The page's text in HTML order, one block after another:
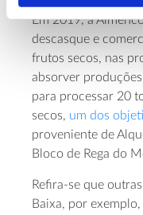
Em 2019, a
descasque e
frutos secos, nas
absorver
para processar 20
secos, um dos
proveniente de
Bloco de Rega do
Refira-se que
Baixa, por